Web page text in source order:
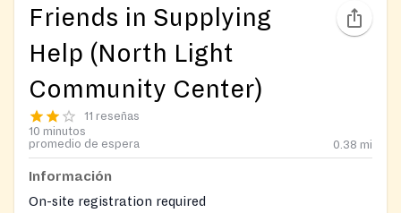
Friends in Supplying
Help (North Light
Community Center)
11 reseñas
10 minutos
promedio de espera
0.38 mi
Información
On-site registration required